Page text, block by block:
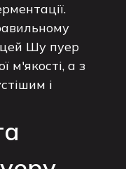
цей Шу пуер
м'якості, а з
і